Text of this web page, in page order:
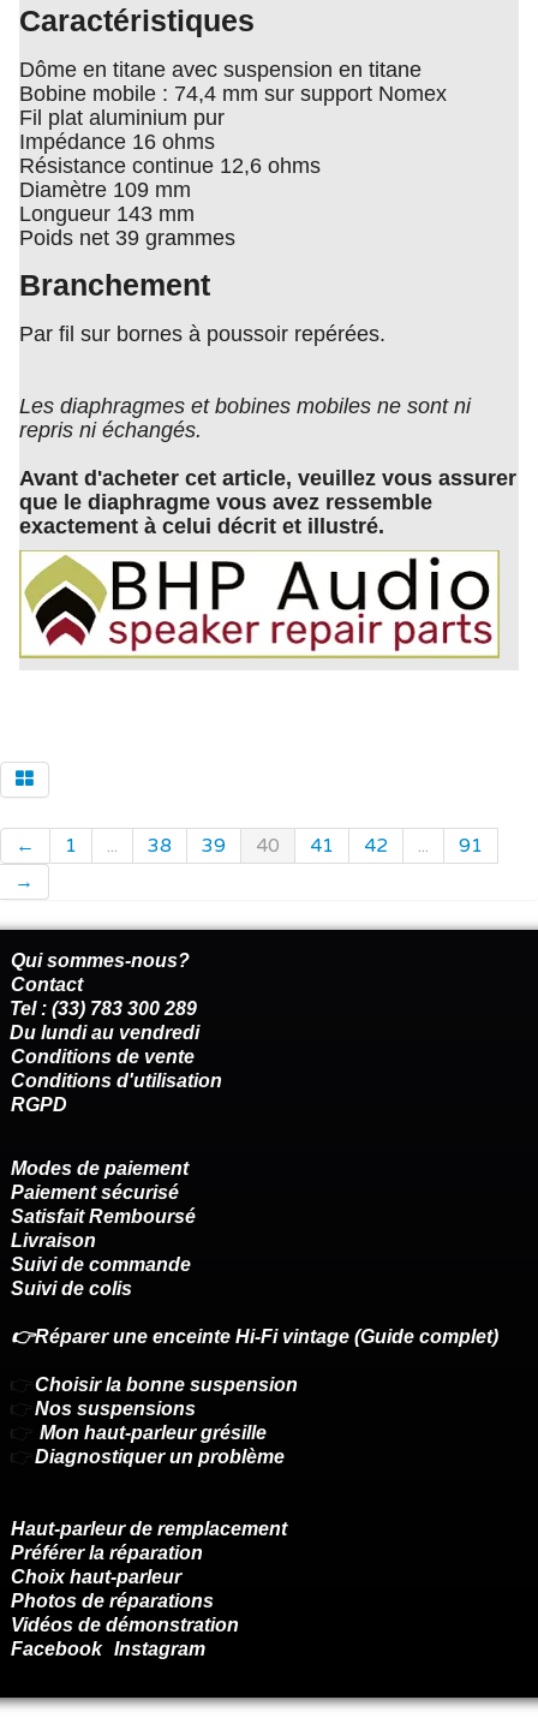
Caractéristiques
Dôme en titane avec suspension en titane
Bobine mobile : 74,4 mm sur support Nomex
Fil plat aluminium pur
Impédance 16 ohms
Résistance continue 12,6 ohms
Diamètre 109 mm
Longueur 143 mm
Poids net 39 grammes
Branchement
Par fil sur bornes à poussoir repérées.
Les diaphragmes et bobines mobiles ne sont ni
repris ni échangés.
Avant d'acheter cet article, veuillez vous assurer
que le diaphragme vous avez ressemble
exactement à celui décrit et illustré.
← 1 ... 38 39 40 41 42 ...
91
→
Qui sommes-nous?
Contact
Tel : (33) 783 300 289
Du lundi au vendredi
Conditions de vente
Conditions d'utilisation
RGPD
Modes de paiement
Paiement sécurisé
Satisfait Remboursé
Livraison
Suivi de commande
Suivi de colis
👉Réparer une enceinte Hi-Fi vintage (Guide complet)
👉 Choisir la bonne suspension
👉 Nos suspensions
👉 Mon haut-parleur grésille
👉 Diagnostiquer un problème
Haut-parleur de remplacement
Préférer la réparation
Choix haut-parleur
Photos de réparations
Vidéos de démonstration
Facebook Instagram